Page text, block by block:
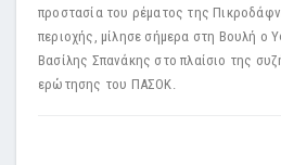
προστασία του ρέματος της
περιοχής, μίλησε σήμερα στη Βουλή ο
Βασίλης Σπανάκης στο πλαίσιο της
ερώτησης του ΠΑΣΟΚ.